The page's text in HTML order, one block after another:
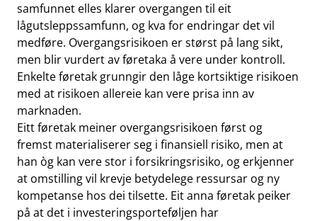
samfunnet elles klarer overgangen til eit
lågutsleppssamfunn, og kva for endringar det vil
medføre. Overgangsrisikoen er størst på lang sikt,
men blir vurdert av føretaka å vere under kontroll.
Enkelte føretak grunngir den låge kortsiktige risikoen
med at risikoen allereie kan vere prisa inn av
marknaden.
Eitt føretak meiner overgangsrisikoen først og
fremst materialiserer seg i finansiell risiko, men at
han òg kan vere stor i forsikringsrisiko, og erkjenner
at omstilling vil krevje betydelege ressursar og ny
kompetanse hos dei tilsette. Eit anna føretak peiker
på at det i investeringsporteføljen har